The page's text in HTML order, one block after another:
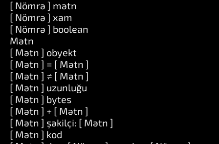
[ Nömrə ] mətn
[ Nömrə ] xam
[ Nömrə ] boolean
Mətn
[ Mətn ] obyekt
[ Mətn ] = [ Mətn ]
[ Mətn ] ≠ [ Mətn ]
[ Mətn ] uzunluğu
[ Mətn ] bytes
[ Mətn ] + [ Mətn ]
[ Mətn ] şəkilçi: [ Mətn ]
[ Mətn ] kod